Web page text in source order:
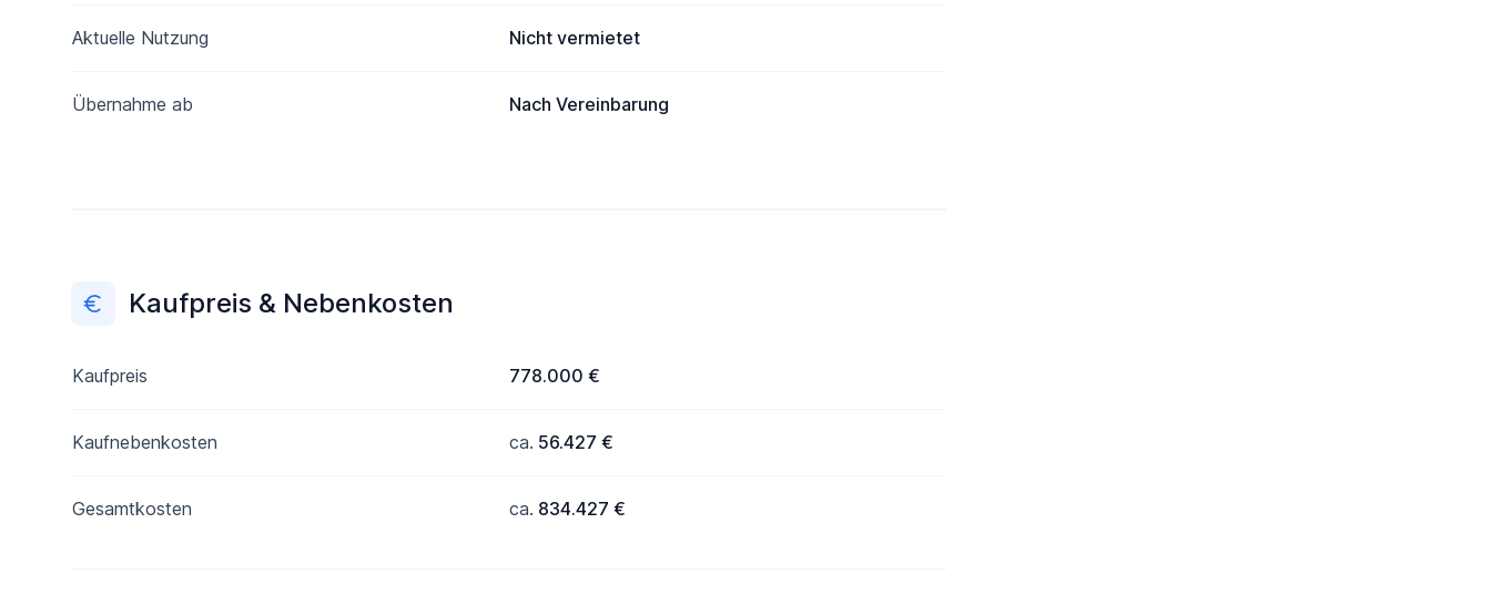
Aktuelle Nutzung Nicht vermietet
Übernahme ab Nach Vereinbarung
Kaufpreis & Nebenkosten
Kaufpreis 778.000 €
Kaufnebenkosten ca. 56.427 €
Gesamtkosten ca. 834.427 €